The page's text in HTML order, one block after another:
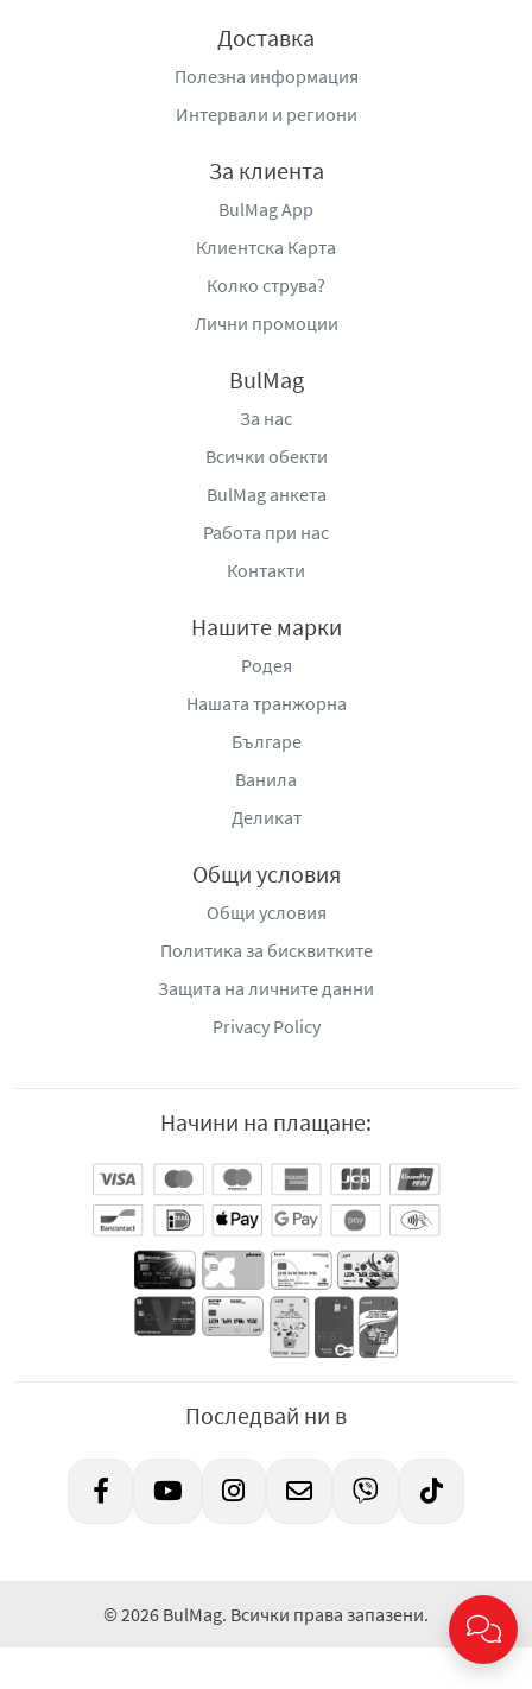
Доставка
Полезна информация
Интервали и региони
За клиента
BulMag App
Клиентска Карта
Колко струва?
Лични промоции
BulMag
За нас
Всички обекти
BulMag анкета
Работа при нас
Контакти
Нашите марки
Родея
Нашата транжорна
Българе
Ванила
Деликат
Общи условия
Общи условия
Политика за бисквитките
Защита на личните данни
Privacy Policy
Начини на плащане:
Последвай ни в
© 2026 BulMag. Всички права запазени.